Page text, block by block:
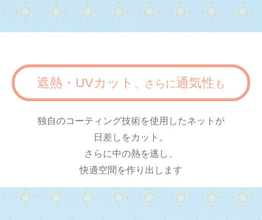
遮熱・UVカット 、さらに通気性 も
独自のコーティング技術を使用したネットが
日差しをカット。
さらに中の熱を逃し、
快適空間を作り出します